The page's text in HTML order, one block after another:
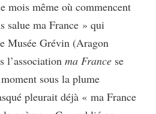
mois même où commencent
salue ma France » qui
Musée Grévin (Aragon
l’association ma France se
sous la plume
pleurait déjà « ma France